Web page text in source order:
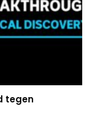
tegen